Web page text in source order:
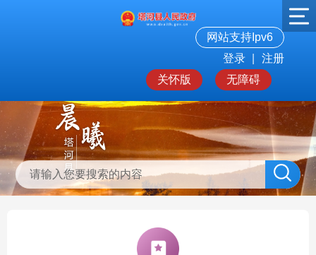
网站支持Ipv6
登录
注册
关怀版
无障碍